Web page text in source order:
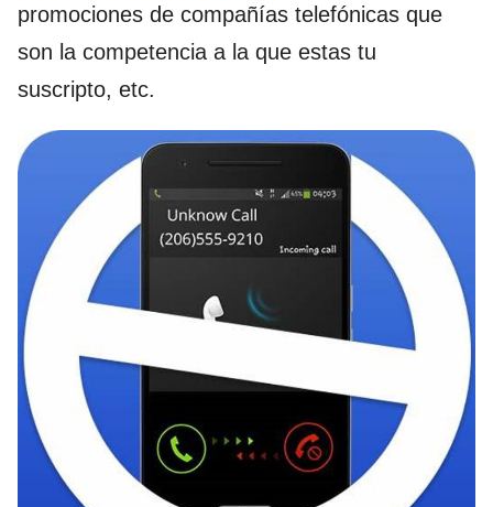
promociones de compañías telefónicas que
son la competencia a la que estas tu
suscripto, etc.